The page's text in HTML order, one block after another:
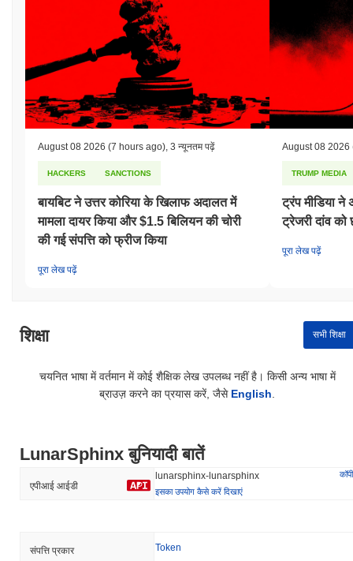
August 08 2026 (7 hours ago) 3 न्यूनतम पढ़ें
HACKERS SANCTIONS
बायबिट ने उत्तर कोरिया के खिलाफ अदालत में
मामला दायर किया और $1.5 बिलियन की चोरी
की गई संपत्ति को फ्रीज किया
पूरा लेख पढ़ें
August 08 2026
TRUMP MEDIA
ट्रंप मीडिया
ट्रेजरी दांव को
पूरा लेख पढ़ें
शिक्षा सभी शिक्षा
चयनित भाषा में वर्तमान में कोई शैक्षिक लेख उपलब्ध नहीं है। किसी अन्य भाषा में
ब्राउज़ करने का प्रयास करें, जैसे English
LunarSphinx बुनियादी बातें
एपीआई आईडी
lunarsphinx-lunarsphinx
कॉपी
इसका उपयोग कैसे करें दिखाएं
संपत्ति प्रकार Token